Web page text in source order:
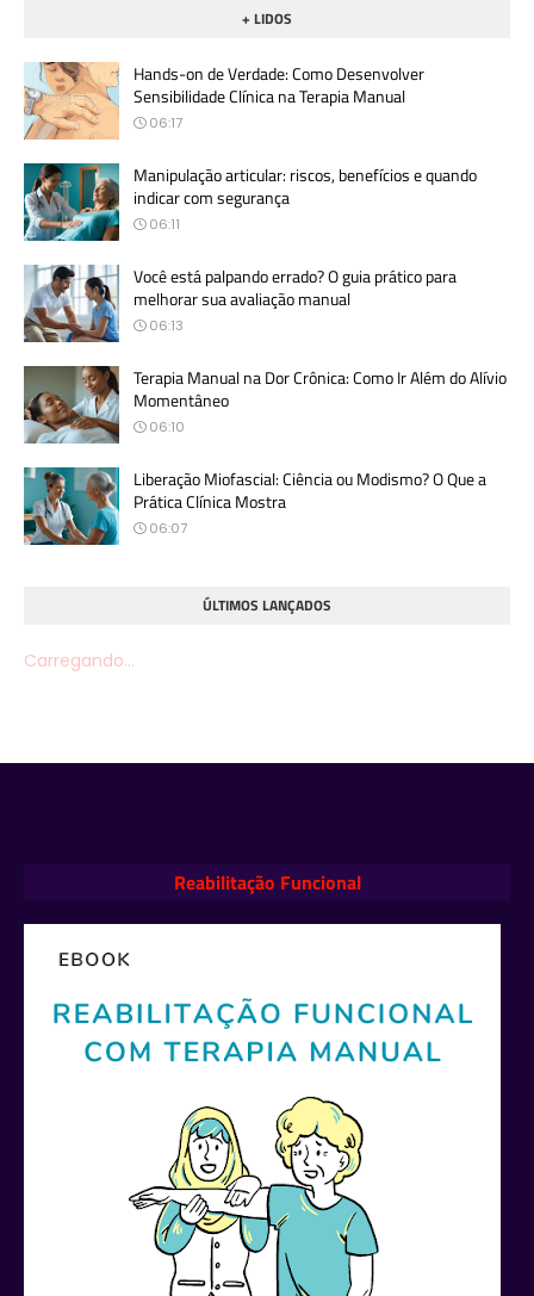
+ LIDOS
Hands-on de Verdade: Como Desenvolver
Sensibilidade Clínica na Terapia Manual
06:17
Manipulação articular: riscos, benefícios e quando
indicar com segurança
06:11
Você está palpando errado? O guia prático para
melhorar sua avaliação manual
06:13
Terapia Manual na Dor Crônica: Como Ir Além do Alívio
Momentâneo
06:10
Liberação Miofascial: Ciência ou Modismo? O Que a
Prática Clínica Mostra
06:07
ÚLTIMOS LANÇADOS
Carregando...
Reabilitação Funcional